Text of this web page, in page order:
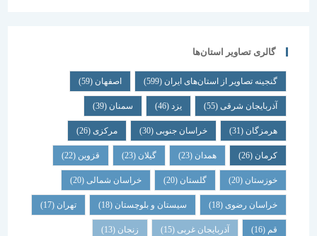
گالری تصاویر استان‌ها
گنجینه تصاویر از استان‌های ایران(599) اصفهان (59)
آذربایجان شرقی(55) یزد سمنان (39)
هرمزگان(31) خراسان جنوبی(30) مرکزی (26)
همدان گیلان قزوین
خوزستان(20) گلستان (20) خراسان شمالی(20)
خراسان رضوی(18) سیستان و بلوچستان(18) تهران
آذربایجان غربی(15) زنجان